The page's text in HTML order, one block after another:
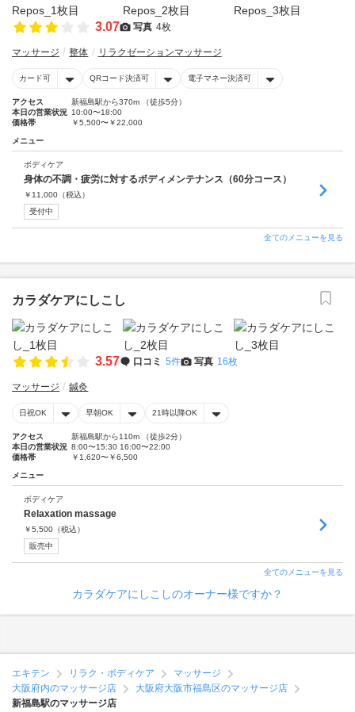
3.07 写真 4枚
マッサージ 整体 リラクゼーションマッサージ
カード可 QRコード決済可 電子マネー決済可
アクセス
新福島駅から370m （徒歩5分）
本日の営業状況 10:00〜18:00
価格帯
￥5,500〜￥22,000
メニュー
ボディケア
身体の不調・疲労に対するボディメンテナンス（60分コース）
￥ 11,000 （税込）
受付中
全てのメニューを見る
カラダケアにしこし
3.57 口コミ 5件 写真 16枚
マッサージ 鍼灸
日祝OK 早朝OK 21時以降OK
アクセス
新福島駅から110m （徒歩2分）
本日の営業状況 8:00〜15:30 16:00〜22:00
価格帯
￥1,620〜￥6,500
メニュー
ボディケア
Relaxation massage
￥5,500 （税込）
販売中
全てのメニューを見る
カラダケアにしこしのオーナー様ですか？
エキテン リラク・ボディケア
マッサージ
大阪府内のマッサージ店
大阪府大阪市福島区のマッサージ店
新福島駅のマッサージ店